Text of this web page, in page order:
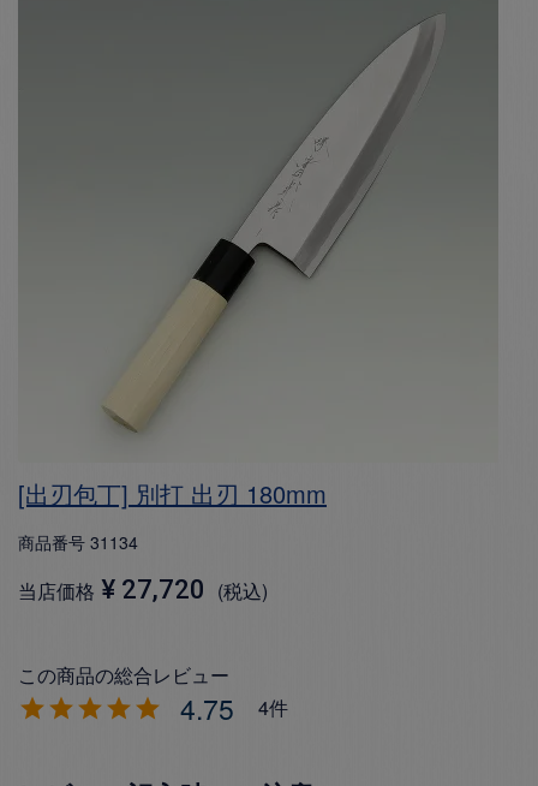
[出刃包丁] 別打 出刃 180mm
商品番号 31134
当店価格 ¥ 27,720 税込
4.75 4